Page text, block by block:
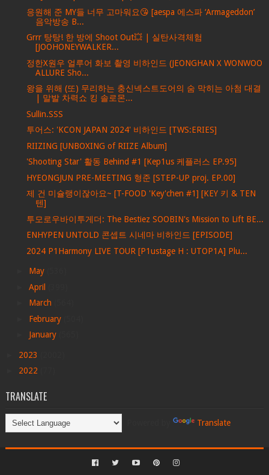
응원해 준 MY들 너무 고마워요😘 [aespa 에스파 ‘Armageddon’
음악방송 B...
Grrr 탕탕! 한 방에 Shoot Out💥 | 실탄사격체험
[JOOHONEYWALKER...
정한X원우 얼루어 화보 촬영 비하인드 (JEONGHAN X WONWOO
ALLURE Sho...
왕을 위해 (또) 무리하는 충신넥스트도어의 숨 막히는 아첨 대결
| 말발 차력쇼 킹 솔로몬...
Sullin.SSS
투어스: 'KCON JAPAN 2024' 비하인드 [TWS:ERIES]
RIIZING [UNBOXING of RIIZE Album]
'Shooting Star' 활동 Behind #1 [Kep1us 케플러스 EP.95]
HYEONGJUN PRE-MEETING 형준 [STEP-UP proj. EP.00]
제 건 미슐랭이잖아요~ [T-FOOD 'Key'chen #1] [KEY 키 & TEN
텐]
투모로우바이투게더: The Bestiez SOOBIN's Mission to Lift BE...
ENHYPEN UNTOLD 콘셉트 시네마 비하인드 [EPISODE]
2024 P1Harmony LIVE TOUR [P1ustage H : UTOP1A] Plu...
May
April
March
February
January
2023
2022
TRANSLATE
Translate